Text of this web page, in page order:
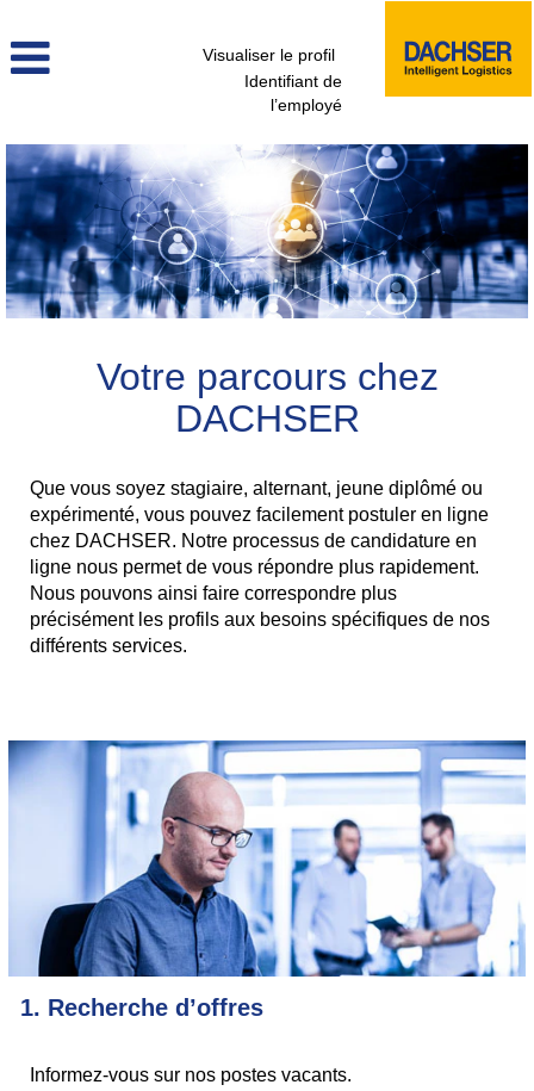
Visualiser le profil
Identifiant de
l’employé
Votre parcours chez
DACHSER
Que vous soyez stagiaire, alternant, jeune diplômé ou
expérimenté, vous pouvez facilement postuler en ligne
chez DACHSER. Notre processus de candidature en
ligne nous permet de vous répondre plus rapidement.
Nous pouvons ainsi faire correspondre plus
précisément les profils aux besoins spécifiques de nos
différents services.
1. Recherche d’offres
Informez-vous sur nos postes vacants.